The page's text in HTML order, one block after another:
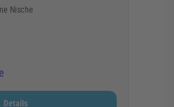
Nische
Details